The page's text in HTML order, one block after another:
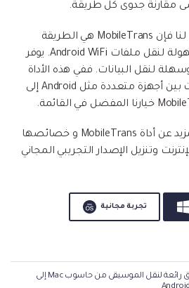
مقارنة جدوى كل طريقة.
على سبيل المثال بالنسبة لنا فإن MobileTrans هي الطريقة
الأفضل و الأكثر جدوى وسهولة لنقل ملفات Android WiFi. يوفر
لنقل البيانات. ففي هذه الأداة
لديك أيضًا خيار نقل البيانات بين أجهزة متعددة مثل Android إلى
إذا كنت تريد في معرفة المزيد عن أداة MobileTrans و خصائصها
وتنزيل الإصدار التجريبي المجاني
تجربة مجانية
5 طرق رائعة لنقل الموسيقى من حاسوب Mac إلى